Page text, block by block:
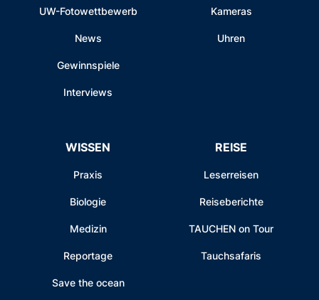
UW-Fotowettbewerb
News
Gewinnspiele
Interviews
Kameras
Uhren
WISSEN
Praxis
Biologie
Medizin
Reportage
Save the ocean
REISE
Leserreisen
Reiseberichte
TAUCHEN on Tour
Tauchsafaris